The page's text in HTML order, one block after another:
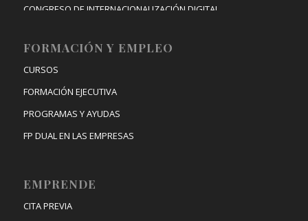
CONGRESO DE INTERNACIONALIZACIÓN DIGITAL
FORMACIÓN Y EMPLEO
CURSOS
FORMACIÓN EJECUTIVA
PROGRAMAS Y AYUDAS
FP DUAL EN LAS EMPRESAS
EMPRENDE
CITA PREVIA